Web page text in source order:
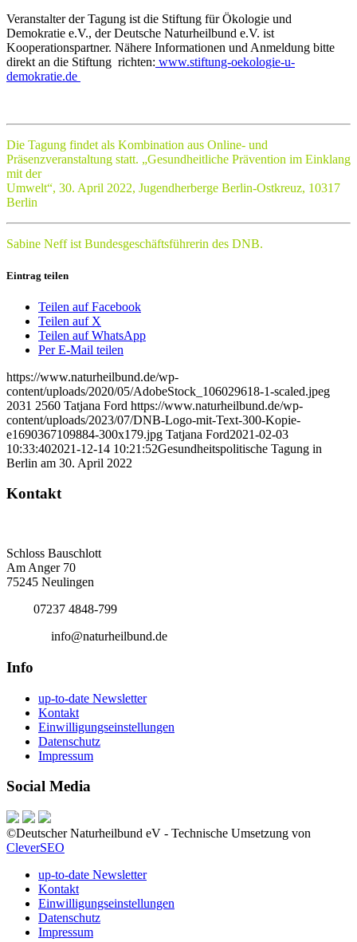
Veranstalter der Tagung ist die Stiftung für Ökologie und
Demokratie e.V., der Deutsche Naturheilbund e.V. ist
Kooperationspartner. Nähere Informationen und Anmeldung bitte
direkt an die Stiftung richten: www.stiftung-oekologie-u-
demokratie.de
Die Tagung findet als Kombination aus Online- und
Präsenzveranstaltung statt. „Gesundheitliche Prävention im Einklang
mit der
Umwelt“, 30. April 2022, Jugendherberge Berlin-Ostkreuz, 10317
Berlin
Sabine Neff ist Bundesgeschäftsführerin des DNB.
Eintrag teilen
Teilen auf Facebook
Teilen auf X
Teilen auf WhatsApp
Per E-Mail teilen
https://www.naturheilbund.de/wp-
content/uploads/2020/05/AdobeStock_106029618-1-scaled.jpeg
2031 2560 Tatjana Ford https://www.naturheilbund.de/wp-
content/uploads/2023/07/DNB-Logo-mit-Text-300-Kopie-
e1690367109884-300x179.jpg Tatjana Ford2021-02-03
10:33:402021-12-14 10:21:52Gesundheitspolitische Tagung in
Berlin am 30. April 2022
Kontakt
Schloss Bauschlott
Am Anger 70
75245 Neulingen
07237 4848-799
info@naturheilbund.de
Info
up-to-date Newsletter
Kontakt
Einwilligungseinstellungen
Datenschutz
Impressum
Social Media
©Deutscher Naturheilbund eV - Technische Umsetzung von
CleverSEO
up-to-date Newsletter
Kontakt
Einwilligungseinstellungen
Datenschutz
Impressum